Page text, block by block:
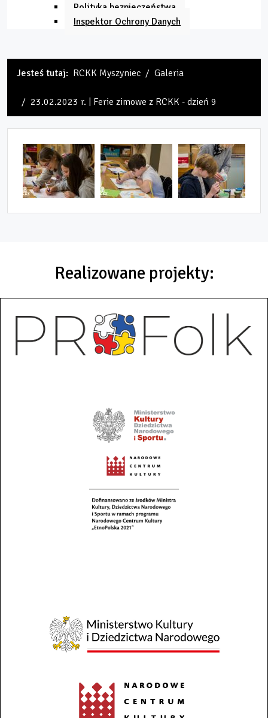
Polityka bezpieczeństwa
Inspektor Ochrony Danych
Jesteś tutaj: RCKK Myszyniec Galeria
23.02.2023 r. | Ferie zimowe z RCKK - dzień 9
Realizowane projekty: